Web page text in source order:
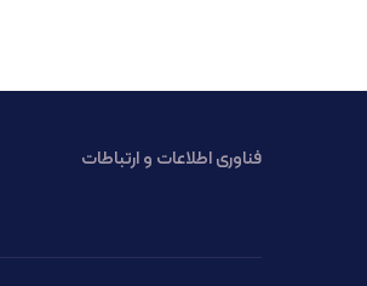
فناوری اطلاعات و ارتباطات